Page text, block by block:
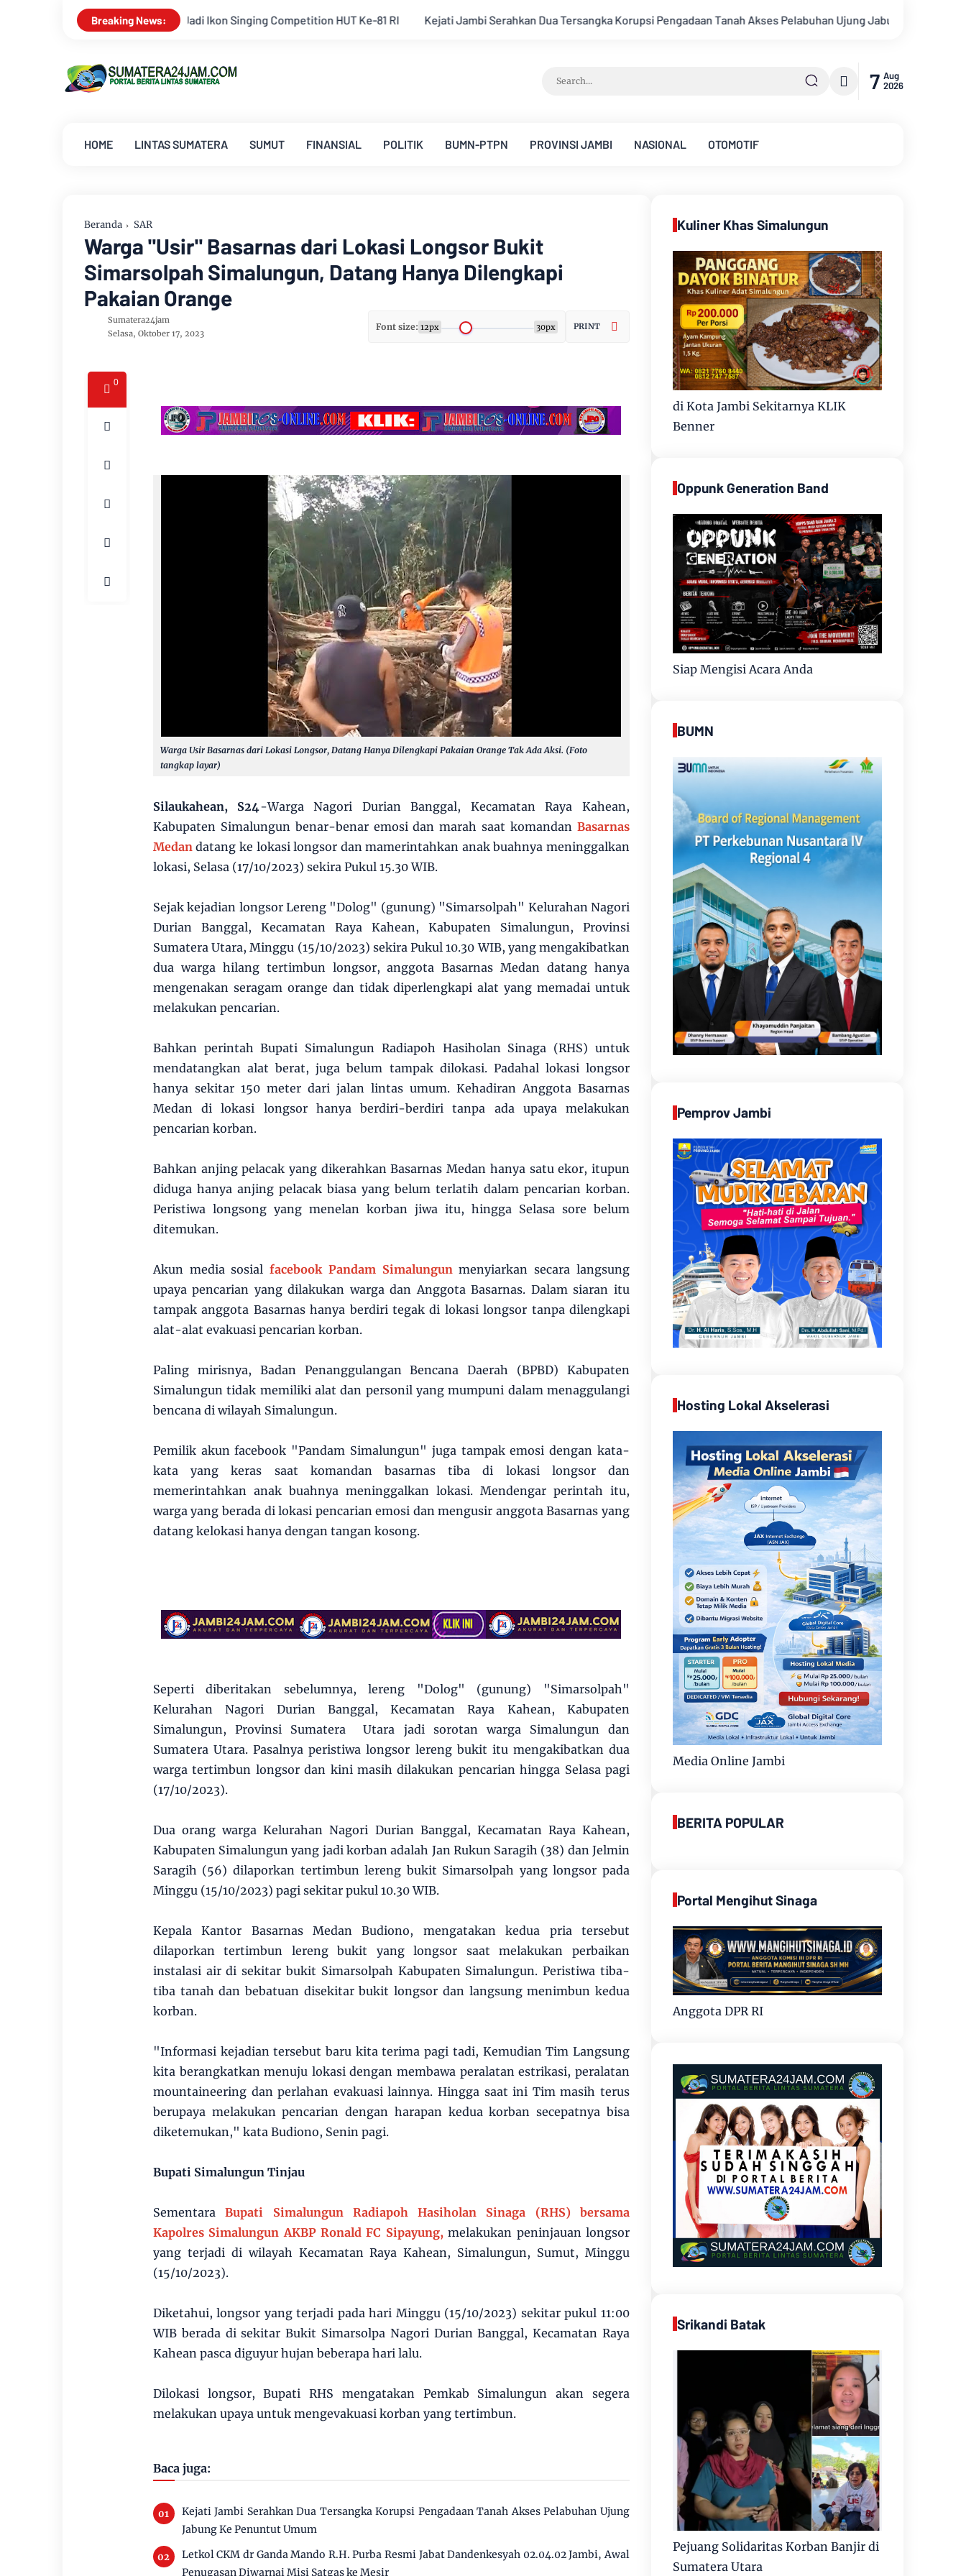
Breaking News:
Jadi Ikon Singing Competition HUT Ke-81 RI Kejati Jambi Serahkan Dua Tersangka Korupsi Pengadaan Tanah Akses Pelabuhan Ujung Jabung Ke Penuntut Umum Putra Daerah Jambi
7 Aug
2026
HOME LINTAS SUMATERA SUMUT FINANSIAL POLITIK BUMN-PTPN PROVINSI JAMBI NASIONAL OTOMOTIF
Beranda SAR
Warga "Usir" Basarnas dari Lokasi Longsor Bukit
Simarsolpah Simalungun, Datang Hanya Dilengkapi
Pakaian Orange
Sumatera24jam
Selasa, Oktober 17, 2023
Font size: 12px 30px PRINT
0
Warga Usir Basarnas dari Lokasi Longsor, Datang Hanya Dilengkapi Pakaian Orange Tak Ada Aksi. (Foto
tangkap layar)
Silaukahean, S24-Warga Nagori Durian Banggal, Kecamatan Raya Kahean,
Kabupaten Simalungun benar-benar emosi dan marah saat komandan Basarnas
Medandatang ke lokasi longsor dan mamerintahkan anak buahnya meninggalkan
lokasi, Selasa (17/10/2023) sekira Pukul 15.30 WIB.
Sejak kejadian longsor Lereng "Dolog" (gunung) "Simarsolpah" Kelurahan Nagori
Durian Banggal, Kecamatan Raya Kahean, Kabupaten Simalungun, Provinsi
Sumatera Utara, Minggu (15/10/2023) sekira Pukul 10.30 WIB, yang mengakibatkan
dua warga hilang tertimbun longsor, anggota Basarnas Medan datang hanya
mengenakan seragam orange dan tidak diperlengkapi alat yang memadai untuk
melakukan pencarian.
Bahkan perintah Bupati Simalungun Radiapoh Hasiholan Sinaga (RHS) untuk
mendatangkan alat berat, juga belum tampak dilokasi. Padahal lokasi longsor
hanya sekitar 150 meter dari jalan lintas umum. Kehadiran Anggota Basarnas
Medan di lokasi longsor hanya berdiri-berdiri tanpa ada upaya melakukan
pencarian korban.
Bahkan anjing pelacak yang dikerahkan Basarnas Medan hanya satu ekor, itupun
diduga hanya anjing pelacak biasa yang belum terlatih dalam pencarian korban.
Peristiwa longsong yang menelan korban jiwa itu, hingga Selasa sore belum
ditemukan.
Akun media sosialfacebook Pandam Simalungunmenyiarkan secara langsung
upaya pencarian yang dilakukan warga dan Anggota Basarnas. Dalam siaran itu
tampak anggota Basarnas hanya berdiri tegak di lokasi longsor tanpa dilengkapi
alat-alat evakuasi pencarian korban.
Paling mirisnya, Badan Penanggulangan Bencana Daerah (BPBD) Kabupaten
Simalungun tidak memiliki alat dan personil yang mumpuni dalam menaggulangi
bencana di wilayah Simalungun.
Pemilik akun facebook "Pandam Simalungun" juga tampak emosi dengan kata-
kata yang keras saat komandan basarnas tiba di lokasi longsor dan
memerintahkan anak buahnya meninggalkan lokasi. Mendengar perintah itu,
warga yang berada di lokasi pencarian emosi dan mengusir anggota Basarnas yang
datang kelokasi hanya dengan tangan kosong.
Seperti diberitakan sebelumnya, lereng "Dolog" (gunung) "Simarsolpah"
Kelurahan Nagori Durian Banggal, Kecamatan Raya Kahean, Kabupaten
Simalungun, Provinsi Sumatera Utara jadi sorotan warga Simalungun dan
Sumatera Utara. Pasalnya peristiwa longsor lereng bukit itu mengakibatkan dua
warga tertimbun longsor dan kini masih dilakukan pencarian hingga Selasa pagi
(17/10/2023).
Dua orang warga Kelurahan Nagori Durian Banggal, Kecamatan Raya Kahean,
Kabupaten Simalungun yang jadi korban adalah Jan Rukun Saragih (38) dan Jelmin
Saragih (56) dilaporkan tertimbun lereng bukit Simarsolpah yang longsor pada
Minggu (15/10/2023) pagi sekitar pukul 10.30 WIB.
Kepala Kantor Basarnas Medan Budiono, mengatakan kedua pria tersebut
dilaporkan tertimbun lereng bukit yang longsor saat melakukan perbaikan
instalasi air di sekitar bukit Simarsolpah Kabupaten Simalungun. Peristiwa tiba-
tiba tanah dan bebatuan disekitar bukit longsor dan langsung menimbun kedua
korban.
"Informasi kejadian tersebut baru kita terima pagi tadi, Kemudian Tim Langsung
kita berangkatkan menuju lokasi dengan membawa peralatan estrikasi, peralatan
mountaineering dan perlahan evakuasi lainnya. Hingga saat ini Tim masih terus
berupaya melakukan pencarian dengan harapan kedua korban secepatnya bisa
diketemukan," kata Budiono, Senin pagi.
Bupati Simalungun Tinjau
SementaraBupati Simalungun Radiapoh Hasiholan Sinaga (RHS) bersama
Kapolres Simalungun AKBP Ronald FC Sipayung,melakukan peninjauan longsor
yang terjadi di wilayah Kecamatan Raya Kahean, Simalungun, Sumut, Minggu
(15/10/2023).
Diketahui, longsor yang terjadi pada hari Minggu (15/10/2023) sekitar pukul 11:00
WIB berada di sekitar Bukit Simarsolpa Nagori Durian Banggal, Kecamatan Raya
Kahean pasca diguyur hujan beberapa hari lalu.
Dilokasi longsor, Bupati RHS mengatakan Pemkab Simalungun akan segera
melakukan upaya untuk mengevakuasi korban yang tertimbun.
Baca juga:
Kejati Jambi Serahkan Dua Tersangka Korupsi Pengadaan Tanah Akses Pelabuhan Ujung
Jabung Ke Penuntut Umum
Letkol CKM dr Ganda Mando R.H. Purba Resmi Jabat Dandenkesyah 02.04.02 Jambi, Awal
Penugasan Diwarnai Misi Satgas ke Mesir
Kuliner Khas Simalungun
di Kota Jambi Sekitarnya KLIK
Benner
Oppunk Generation Band
Siap Mengisi Acara Anda
BUMN
Pemprov Jambi
Hosting Lokal Akselerasi
Media Online Jambi
BERITA POPULAR
Portal Mengihut Sinaga
Anggota DPR RI
Srikandi Batak
Pejuang Solidaritas Korban Banjir di
Sumatera Utara